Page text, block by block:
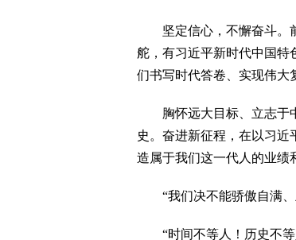
坚定信心，不懈奋斗。前
舵，有习近平新时代中国特
们书写时代答卷、实现伟大
胸怀远大目标、立志于中
史。奋进新征程，在以习近
造属于我们这一代人的业
“我们决不能骄傲自满、
“时间不等人！历史不等